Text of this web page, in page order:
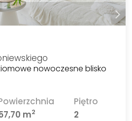
nowoczesne blisko
m2
Piętro
2